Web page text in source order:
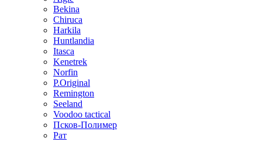
Bekina
Chiruсa
Harkila
Huntlandia
Itasca
Kenetrek
Norfin
P.Original
Remington
Seeland
Voodoo tactical
Псков-Полимер
Рат